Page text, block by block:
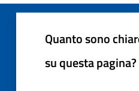
Quanto sono
su questa pagina?